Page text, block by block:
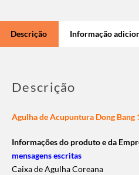
Descrição Informação
Descrição
Agulha de Acupuntura Dong Bang
Informações do produto e da
mensagens escritas
Caixa de Agulha Coreana